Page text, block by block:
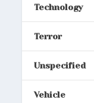
Technology
Terror
Unspecified
Vehicle